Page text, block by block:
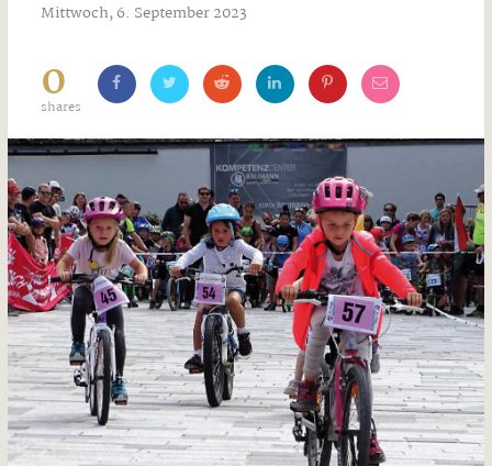
Mittwoch, 6. September 2023
0
shares